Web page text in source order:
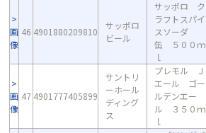
画
像
46 4901880209810
サッポロ
ビール
サッポロ ク
ラフトスパイ
スソーダ
缶 ５００ｍ
ｌ
画
像
47 4901777405899
サントリ
ーホール
ディング
ス
プレモル Ｊ
エール ゴー
ルデンエー
ル ３５０ｍ
ｌ